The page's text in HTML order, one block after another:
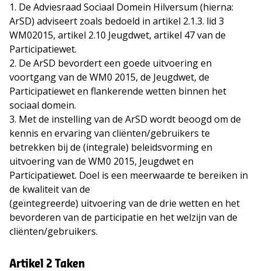
1. De Adviesraad Sociaal Domein Hilversum (hierna:
ArSD) adviseert zoals bedoeld in artikel 2.1.3. lid 3
WM02015, artikel 2.10 Jeugdwet, artikel 47 van de
Participatiewet.
2. De ArSD bevordert een goede uitvoering en
voortgang van de WM0 2015, de Jeugdwet, de
Participatiewet en flankerende wetten binnen het
sociaal domein.
3. Met de instelling van de ArSD wordt beoogd om de
kennis en ervaring van cliënten/gebruikers te
betrekken bij de (integrale) beleidsvorming en
uitvoering van de WM0 2015, Jeugdwet en
Participatiewet. Doel is een meerwaarde te bereiken in
de kwaliteit van de
(geïntegreerde) uitvoering van de drie wetten en het
bevorderen van de participatie en het welzijn van de
cliënten/gebruikers.
Artikel 2 Taken